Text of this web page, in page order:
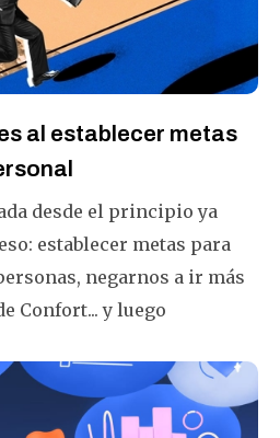
al establecer metas
desde el principio ya
establecer metas para
negarnos a ir más
Confort... y luego
son 10 errores de
que he recopilado a